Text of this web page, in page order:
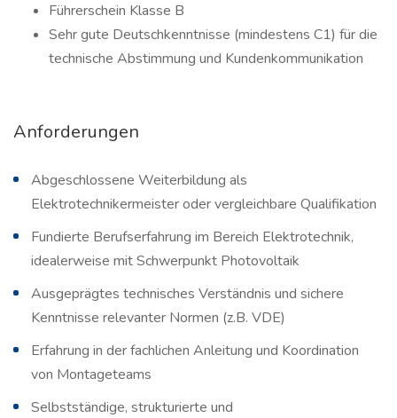
Führerschein Klasse B
Sehr gute Deutschkenntnisse (mindestens C1) für die
technische Abstimmung und Kundenkommunikation
Anforderungen
Abgeschlossene Weiterbildung als
Elektrotechnikermeister oder vergleichbare Qualifikation
Fundierte Berufserfahrung im Bereich Elektrotechnik,
idealerweise mit Schwerpunkt Photovoltaik
Ausgeprägtes technisches Verständnis und sichere
Kenntnisse relevanter Normen (z.B. VDE)
Erfahrung in der fachlichen Anleitung und Koordination
von Montageteams
Selbstständige, strukturierte und